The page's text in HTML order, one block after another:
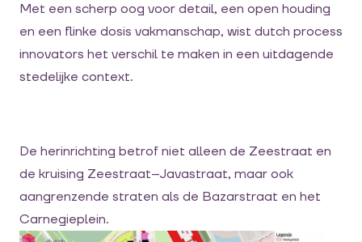
Met een scherp oog voor detail, een open houding
en een flinke dosis vakmanschap, wist dutch process
innovators het verschil te maken in een uitdagende
stedelijke context.
De herinrichting betrof niet alleen de Zeestraat en
de kruising Zeestraat–Javastraat, maar ook
aangrenzende straten als de Bazarstraat en het
Carnegieplein.